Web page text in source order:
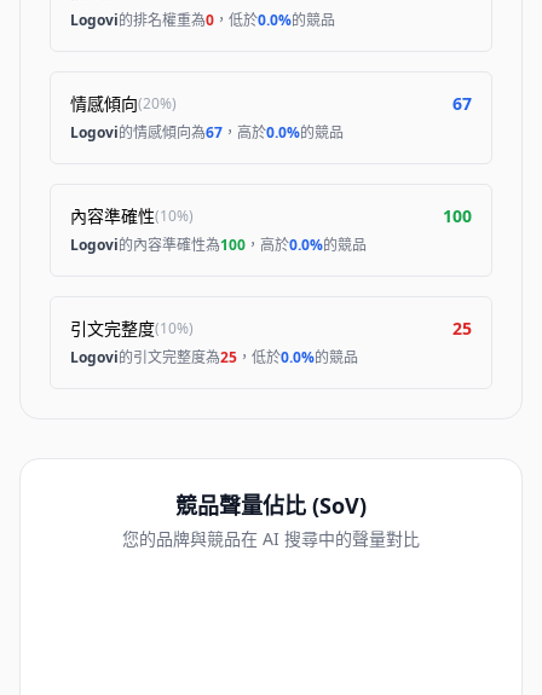
Logovi的排名權重為0 ，低於0.0%的競品
情感傾向(20%) 67
Logovi的情感傾向為67 ，高於0.0%的競品
內容準確性(10%) 100
Logovi的內容準確性為100 ，高於0.0%的競品
引文完整度(10%) 25
Logovi的引文完整度為25 ，低於0.0%的競品
競品聲量佔比 (SoV)
您的品牌與競品在 AI 搜尋中的聲量對比